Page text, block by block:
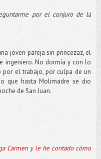
por el conjuro de la
joven pareja sin princezaz, el
ingeniero. No dormía y con lo
el trabajo, por culpa de un
que hasta Molimadre se dio
de San Juan.
Carmen y le he contado cómo